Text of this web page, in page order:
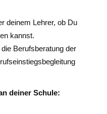
deinem Lehrer, ob Du
kannst.
Berufsberatung der
deiner Schule: